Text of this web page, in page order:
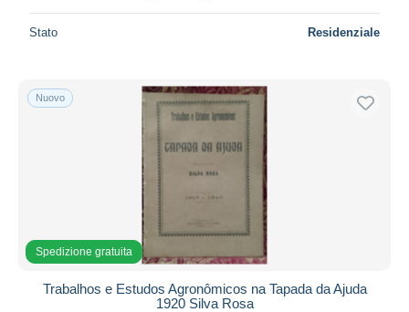
Stato Residenziale
Nuovo
Spedizione gratuita
Trabalhos e Estudos Agronômicos na Tapada da Ajuda
1920 Silva Rosa